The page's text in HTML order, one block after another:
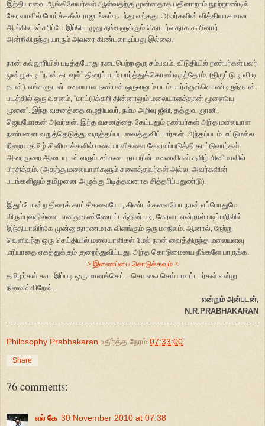
இந்தியாவை ஆங்கிலேயர்கள் ஆள்வதற்கு முன்னதாக பதினாறாம் நூற்றாண்டில்
கேரளாவில் போர்ச்சுகீஸ் ராஜாங்கம் நடந்து வந்தது. அவர்களின் வித்தியாசமான
ஆங்கில உச்சரிப்பே இப்பொழுது தங்களுக்கும் தொடர்வதாக கூறினார்.
அன்றிலிருந்து யாரும் அவரை கிண்டலாடிப்பது இல்லை.
நான் கல்லூரியில் படித்தபோது நடைபெற்ற ஒரு சம்பவம். விடுதியில் நண்பர்கள் பலர்
ஒன்றுகூடி “நான் கடவுள்” திரைப்படம் பார்த்துக்கொண்டிருந்தோம். (திருட்டு டி.வி.டி
தான்). எங்களுடன் மலையாள நண்பன் ஒருவனும் படம் பார்த்துக்கொண்டிருந்தான்.
படத்தில் ஒரு வசனம், “மாட்டுக்கறி தின்னாலும் மலையாளத்தான் மூளையே
மூளை” . இந்த வசனத்தை எழுதியவர், நம்ம அறிவு ஜீவி, தத்துவ ஞானி,
ஜெயமோகன் அவர்கள். இந்த வசனத்தை கேட்டதும் நண்பர்கள் அந்த மலையாள
நண்பனை வறுத்தெடுத்து வருத்தப்பட வைத்துவிட்டார்கள். அந்தப்படம் மட்டுமல்ல
நிறைய தமிழ் சினிமாக்களில் மலையாளிகளை கேவலப்படுத்தி காட்டுவார்கள்.
அரைகுறை ஆடையுடன் வரும் டீக்கடை நாயரின் மனைவிகள் தமிழ் சினிமாவில்
பிரசித்தம். (அதற்கு மலையாளிகளும் சளைத்தவர்கள் அல்ல. அவர்களின்
படங்களிலும் தமிழனை அழுக்கு பிடித்தவனாக சித்தரிப்பதுண்டு).
இதுப்போன்ற திரைக் காட்சிகளையோ, கிண்டல்களையோ நான் எப்போதுமே
விரும்புவதில்லை. எனது கண்ணோட்டத்தின் படி, கேரளா என்றால் படிப்பறிவில்
இந்தியாவிற்கே முன்னுதாரணமாக விளங்கும் ஒரு மாநிலம். ஆனால், நேற்று
வெளிவந்த ஒரு செய்தியில் மலையாளிகள் மேல் நான் வைத்திருந்த மலையளவு
மரியாதை ஏகத்துக்கும் குறைந்துவிட்டது. அந்த கொடுமையை நீங்களே பாருங்க.
> இணைப்பை சொடுக்கவும் <
தமிழர்கள் கூட இப்படி ஒரு மானங்கெட்ட செயலை செய்யமாட்டார்கள் என்று
நினைக்கிறேன்.
என்றும் அன்புடன்,
N.R.PRABHAKARAN
Philosophy Prabhakaran உதிர்த்த நேரம் 07:33:00
Share
76 comments:
எல் கே 30 November 2010 at 07:38